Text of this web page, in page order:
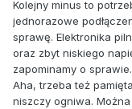
Kolejny minus to
jednorazowe
sprawę. Elektronika
oraz zbyt niskiego
zapominamy o sprawie.
Aha, trzeba też
niszczy ogniwa.